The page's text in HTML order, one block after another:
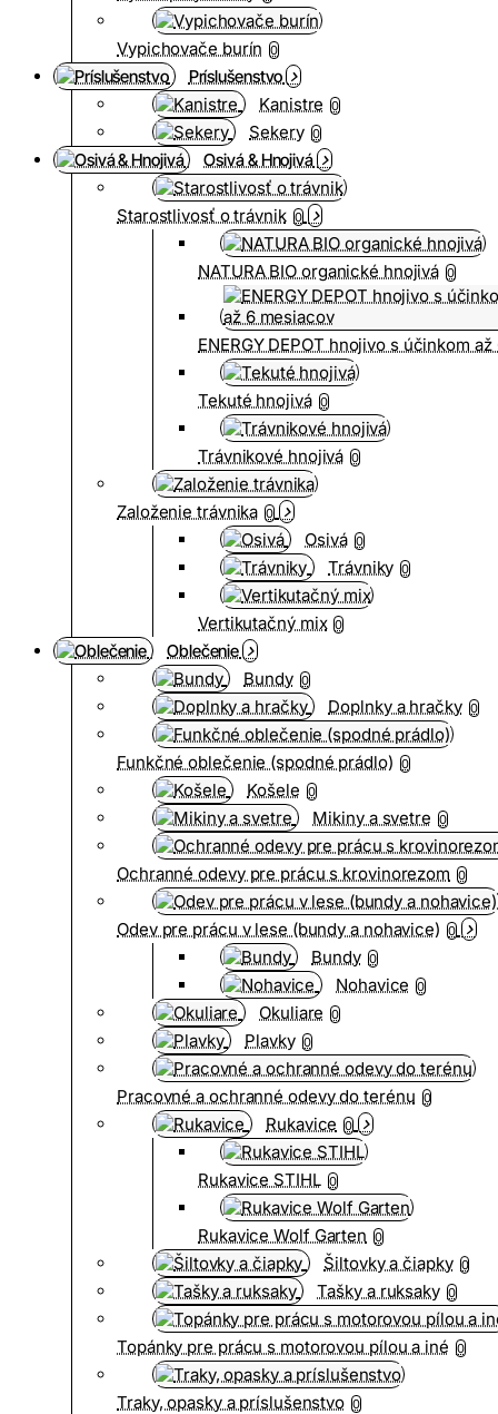
Vypichovače burín 0
Príslušenstvo
Kanistre 0
Sekery 0
Osivá & Hnojivá
Starostlivosť o trávnik 0
NATURA BIO organické hnojivá 0
ENERGY DEPOT hnojivo s účinkom
Tekuté hnojivá 0
Trávnikové hnojivá 0
Založenie trávnika 0
Osivá 0
Trávniky 0
Vertikutačný mix 0
Oblečenie
Bundy 0
Doplnky a hračky 0
Funkčné oblečenie (spodné prádlo) 0
Košele 0
Mikiny a svetre 0
Ochranné odevy pre prácu s krovinorezom 0
Odev pre prácu v lese (bundy a nohavice) 0
Bundy 0
Nohavice 0
Okuliare 0
Plavky 0
Pracovné a ochranné odevy do terénu 0
Rukavice 0
Rukavice STIHL 0
Rukavice Wolf Garten 0
Šiltovky a čiapky 0
Tašky a ruksaky 0
Topánky pre prácu s motorovou pílou a iné 0
Traky, opasky a príslušenstvo 0